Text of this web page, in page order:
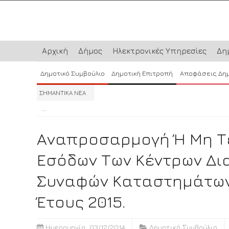
Αρχική Δήμος Ηλεκτρονικές Υπηρεσίες
Δημοτικό Συμβούλιο Δημοτική Επιτροπή Αποφάσεις
ΣΗΜΑΝΤΙΚΑ ΝΕΑ
...
Αναπροσαρμογή Ή Μη
Εσόδων Των Κέντρων
Συναφών
Έτους 2015.
Ημερομηνία: 03/12/2014 Δημοτικό Συμβούλιο